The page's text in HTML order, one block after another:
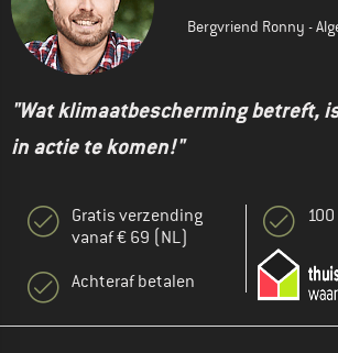
Bergvriend Ronny -
"Wat klimaatbescherming betreft,
in actie te komen!"
Gratis verzending
vanaf € 69 (NL)
Achteraf betalen